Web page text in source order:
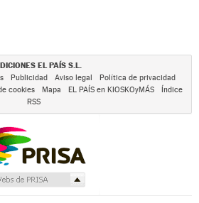
EL PAÍS S.L.
Publicidad Aviso legal
Política de privacidad
cookies Mapa EL PAÍS en KIOSKOyMÁS
Índice
RSS